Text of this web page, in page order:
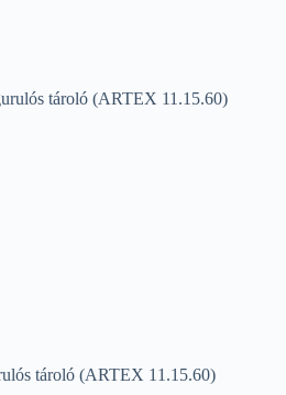
tároló (ARTEX 11.15.60)